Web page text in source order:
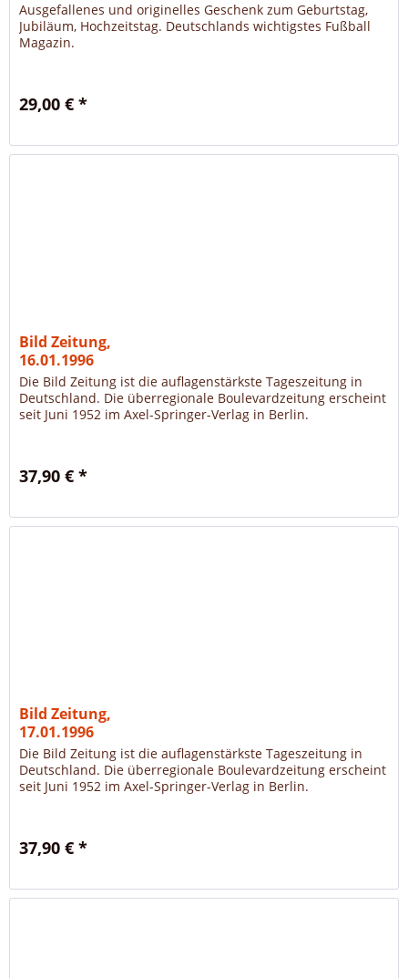
Ausgefallenes und originelles Geschenk zum Geburtstag,
Jubiläum, Hochzeitstag. Deutschlands wichtigstes Fußball
Magazin.
29,00 € *
Bild Zeitung,
16.01.1996
Die Bild Zeitung ist die auflagenstärkste Tageszeitung in
Deutschland. Die überregionale Boulevardzeitung erscheint
seit Juni 1952 im Axel-Springer-Verlag in Berlin.
37,90 € *
Bild Zeitung,
17.01.1996
Die Bild Zeitung ist die auflagenstärkste Tageszeitung in
Deutschland. Die überregionale Boulevardzeitung erscheint
seit Juni 1952 im Axel-Springer-Verlag in Berlin.
37,90 € *